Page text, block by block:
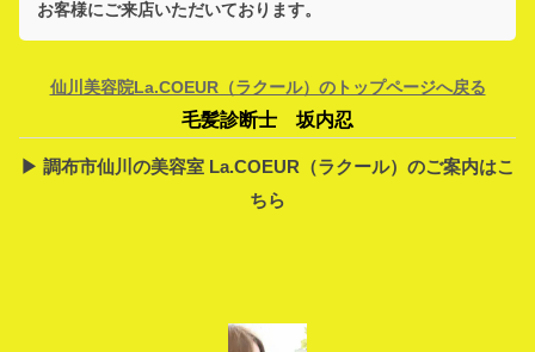
お客様にご来店いただいております。
仙川美容院La.COEUR（ラクール）のトップページへ戻る
毛髪診断士 坂内忍
▶︎ 調布市仙川の美容室 La.COEUR（ラクール）のご案内はこ
ちら